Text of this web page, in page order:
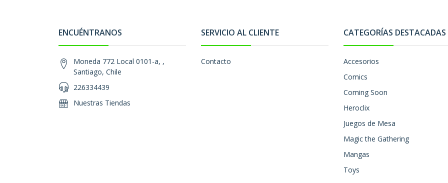
ENCUÉNTRANOS
Moneda 772 Local 0101-a, ,
Santiago, Chile
226334439
Nuestras Tiendas
SERVICIO AL CLIENTE
Contacto
CATEGORÍAS DESTACADAS
Accesorios
Comics
Coming Soon
Heroclix
Juegos de Mesa
Magic the Gathering
Mangas
Toys